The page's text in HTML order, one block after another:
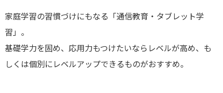
家庭学習の習慣づけにもなる「通信教育・タブレット学
習」。
基礎学力を固め、応用力もつけたいならレベルが高め、も
しくは個別にレベルアップできるものがおすすめ。